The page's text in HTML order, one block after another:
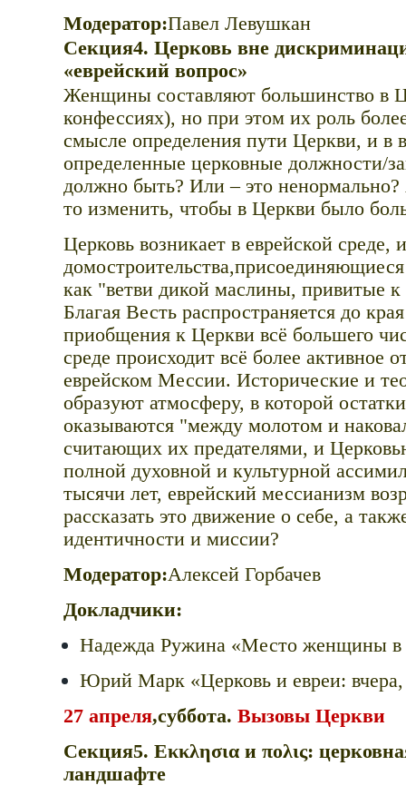
Модератор:Павел Левушкан
Секция4. Церковь вне
«еврейский вопрос»
Женщины составляют большинство в
конфессиях), но при этом их роль
смысле определения пути Церкви, и в
определенные церковные должности/
должно быть? Или – это
то изменить, чтобы в Церкви было
Церковь возникает в еврейской среде,
домостроительств
как "ветви дикой маслины, привитые
Благая Весть распространяется до
приобщения к Церкви всё большего
среде происходит всё более активное
еврейском Мессии. Исторические и
образуют атмосферу, в которой
оказываются "между молотом и
считающих их предателями, и
полной духовной и культурной
тысячи лет, еврейский мессианизм
рассказать это движение о себе, а
идентичности и миссии?
Модератор:Алексей Горбачев
Докладчики:
Надежда Ружина «Место женщины в
Юрий Марк «Церковь и евреи: вчера,
27 апреля,суббота. Вызовы Церкви
Секция5. Εκκλησια и πολις:
ландшафте